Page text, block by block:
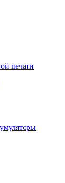
печати